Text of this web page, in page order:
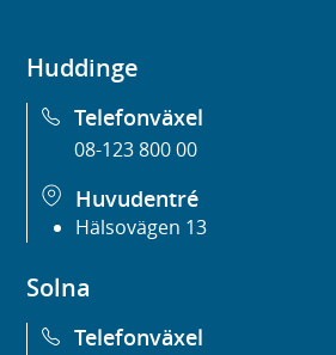
Huddinge
Telefonväxel
08-123 800 00
Huvudentré
Hälsovägen 13
Solna
Telefonväxel